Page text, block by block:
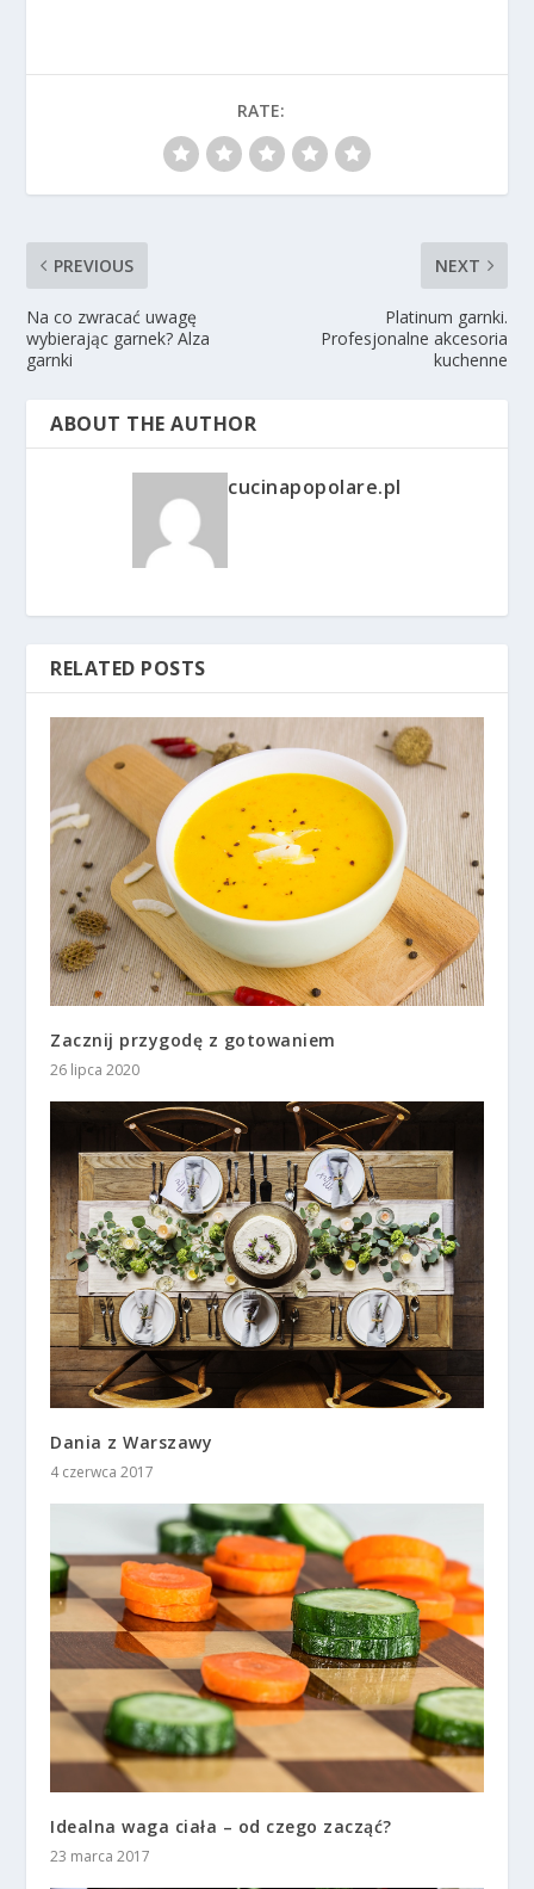
RATE:
PREVIOUS
Na co zwracać uwagę
wybierając garnek? Alza
garnki
NEXT
Platinum garnki.
Profesjonalne akcesoria
kuchenne
ABOUT THE AUTHOR
cucinapopolare.pl
RELATED POSTS
Zacznij przygodę z gotowaniem
26 lipca 2020
Dania z Warszawy
4 czerwca 2017
Idealna waga ciała – od czego zacząć?
23 marca 2017